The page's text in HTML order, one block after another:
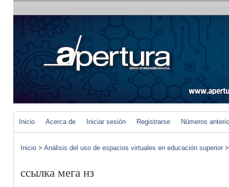
Inicio Acerca de Iniciar sesión Registrarse Números
Inicio > Análisis del uso de espacios virtuales en educación superior
ссылка мега нз